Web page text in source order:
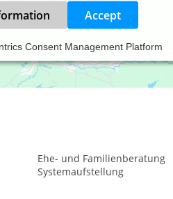
Accept
Consent Management Platform
Ehe- und Familienberatung
Systemaufstellung